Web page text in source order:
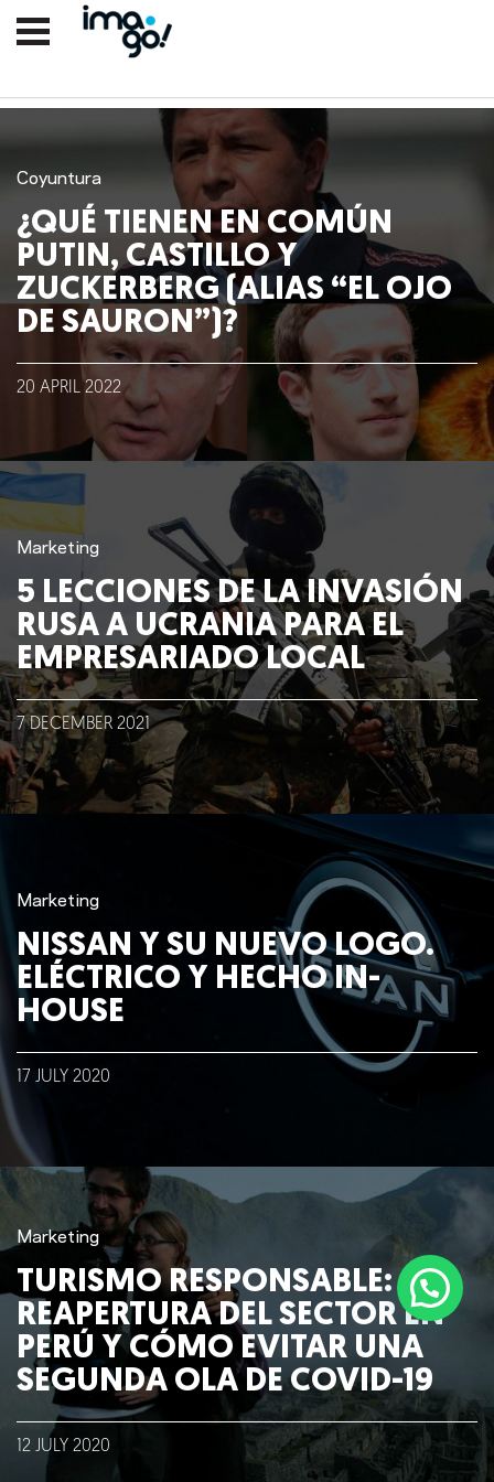
Nosotros
Clientes
Lo que hacemos
Blog
©2018 IMA GO!
Coyuntura
¿QUÉ TIENEN EN COMÚN
PUTIN, CASTILLO Y
ZUCKERBERG (ALIAS “EL OJO
DE SAURON”)?
20 APRIL 2022
Marketing
5 LECCIONES DE LA INVASIÓN
RUSA A UCRANIA PARA EL
EMPRESARIADO LOCAL
7 DECEMBER 2021
Marketing
NISSAN Y SU NUEVO LOGO.
ELÉCTRICO Y HECHO IN-
HOUSE
17 JULY 2020
Marketing
TURISMO RESPONSABLE:
REAPERTURA DEL SECTOR EN
PERÚ Y CÓMO EVITAR UNA
SEGUNDA OLA DE COVID-19
12 JULY 2020